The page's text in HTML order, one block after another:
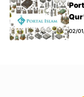
02/